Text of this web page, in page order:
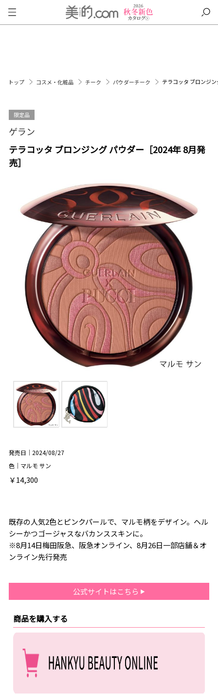
トップ コスメ・化粧品 チーク パウダーチーク テラコッタ ブロンジ
限定品
ゲラン
テラコッタ ブロンジング パウダー［2024年 8月発
売］
発売日｜2024/08/27
色｜マルモ サン
￥14,300
既存の人気2色とピンクパールで、マルモ柄をデザイン。ヘル
シーかつゴージャスなバカンススキンに。
※8月14日梅田阪急、阪急オンライン、8月26日一部店舗＆オ
ンライン先行発売
公式サイトはこちら
商品を購入する